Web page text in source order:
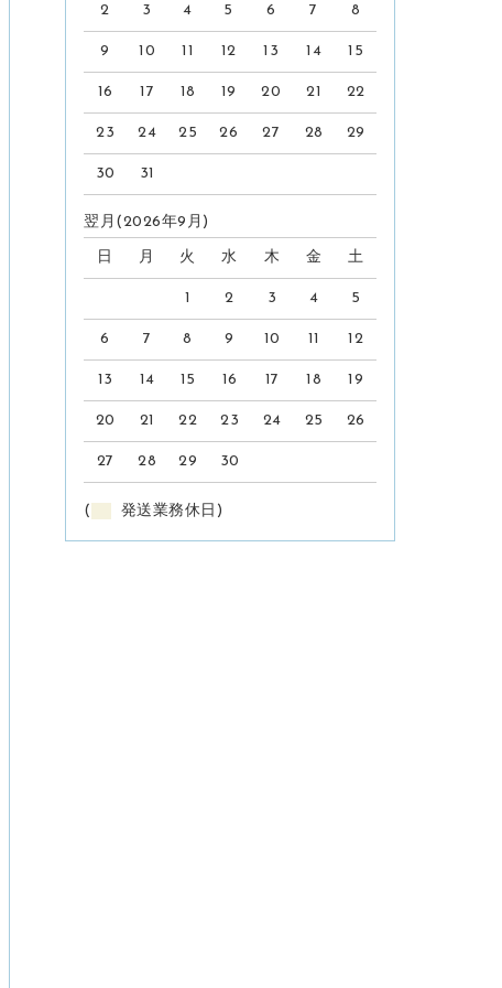
2 3 4 5 6 7 8
9 10 11 12 13 14 15
16 17 18 19 20 21 22
23 24 25 26 27 28 29
30 31
翌月(2026年9月)
日 月 火 水 木 金 土
1 2 3 4 5
6 7 8 9 10 11 12
13 14 15 16 17 18 19
20 21 22 23 24 25 26
27 28 29 30
( 発送業務休日)